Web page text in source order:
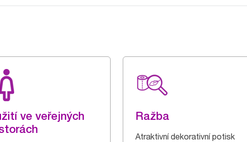
ve veřejných
Ražba
Atraktivní dekorativní potisk